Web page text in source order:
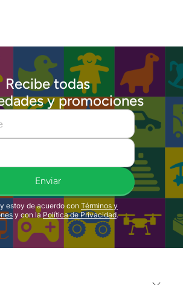
Recibe todas
y promociones
Enviar
estoy de acuerdo con Términos y
y con la Política de Privacidad.